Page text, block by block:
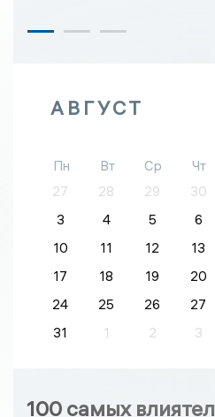
АВГУСТ
Пн Вт Ср Чт
27
28 29 30
3
4 5 6
10
11 12 13
17
18 19 20
24
25 26 27
31
1 2 3
100 самых